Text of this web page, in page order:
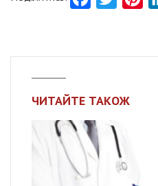
ЧИТАЙТЕ ТАКОЖ